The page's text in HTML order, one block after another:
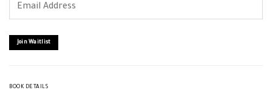
your
join
the
product
Join Waitlist
BOOK DETAILS